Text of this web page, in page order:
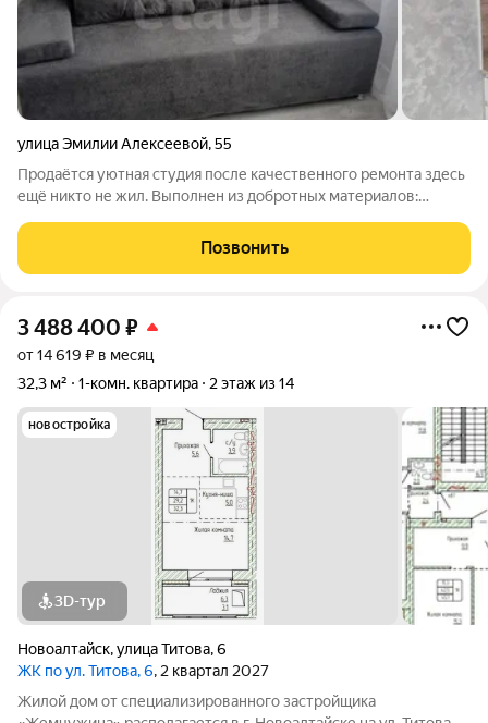
улица Эмилии Алексеевой,55
Продаётся уютная студия после качественного ремонта здесь
ещё никто не жил. Выполнен из добротных материалов:
хорошей звукоизоляцией. В стоимости остаётся новый диван,
встроенная кухня и
Позвонить
3 488 400 ₽
от 14 619 ₽ в месяц
32,3 м²
1-комн. квартира 2 этаж из 14
новостройка
3D-тур
Новоалтайск,улица Титова,6
ЖК по ул. Титова, 6, 2 квартал 2027
Жилой дом от специализированного застройщика